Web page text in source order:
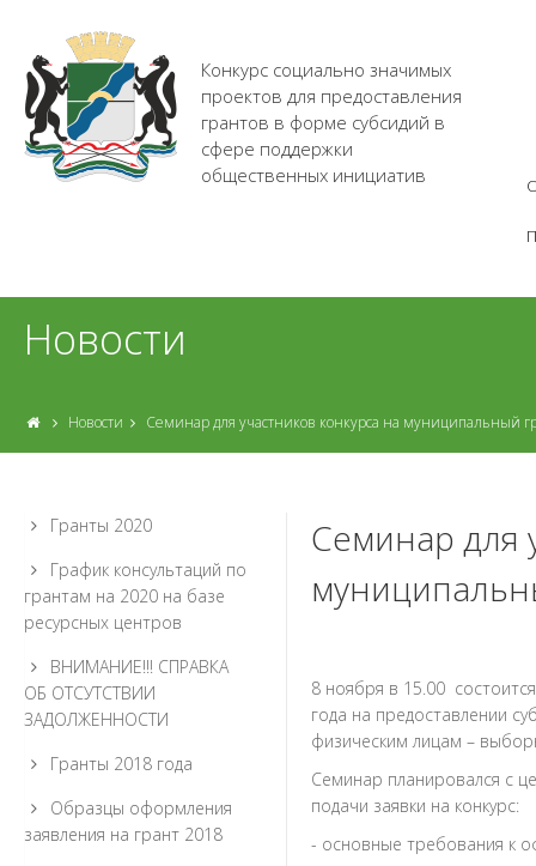
Конкурс социально значимых
проектов для предоставления
грантов в форме субсидий в
сфере поддержки
общественных инициатив
Новости
Новости Cеминар для участников конкурса на муниципальный
Гранты 2020
График консультаций по
грантам на 2020 на базе
ресурсных центров
ВНИМАНИЕ!!! СПРАВКА
ОБ ОТСУТСТВИИ
ЗАДОЛЖЕННОСТИ
Гранты 2018 года
Образцы оформления
заявления на грант 2018
Cеминар для
8 ноября в 15.00
года на предоставлении
физическим лицам –
Семинар планировался с
подачи заявки на конкурс:
- основные требования к